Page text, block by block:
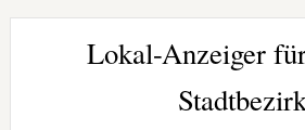
Zur
Hauptnavigation
Zum
Zur
SeitenspalteLokal-Anzeiger